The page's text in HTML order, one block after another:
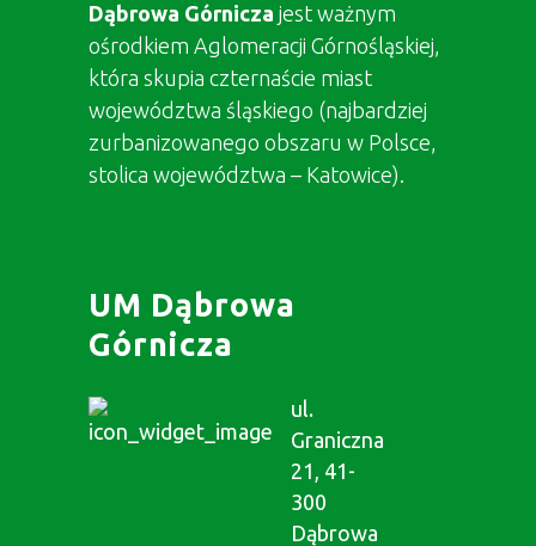
Dąbrowa Górnicza jest ważnym
ośrodkiem Aglomeracji Górnośląskiej,
która skupia czternaście miast
województwa śląskiego (najbardziej
zurbanizowanego obszaru w Polsce,
stolica województwa – Katowice).
UM Dąbrowa
Górnicza
ul.
Graniczna
21, 41-
300
Dąbrowa